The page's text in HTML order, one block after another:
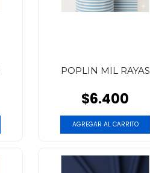
POPLIN MIL RAYAS
$6.400
AGREGAR AL CARRITO